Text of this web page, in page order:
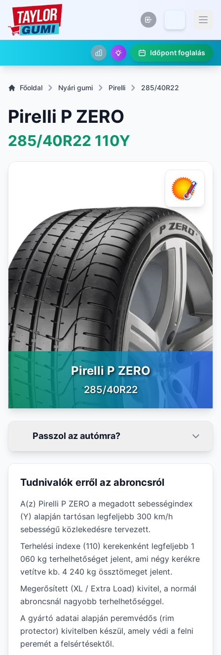
Időpont foglalás
Főoldal Nyári gumi Pirelli 285/40R22
Pirelli P ZERO
285/40R22 110Y
Pirelli P ZERO
285/40R22
Passzol az autómra?
Tudnivalók erről az abroncsról
A(z) Pirelli P ZERO a megadott sebességindex
(Y) alapján tartósan legfeljebb 300 km/h
sebességű közlekedésre tervezett.
Terhelési indexe (110) kerekenként legfeljebb 1
060 kg terhelhetőséget jelent, ami négy kerékre
vetítve kb. 4 240 kg össztömeget jelent.
Megerősített (XL / Extra Load) kivitel, a normál
abroncsnál nagyobb terhelhetőséggel.
A gyártó adatai alapján peremvédős (rim
protector) kivitelben készül, amely védi a felni
peremét a felsértésektől.